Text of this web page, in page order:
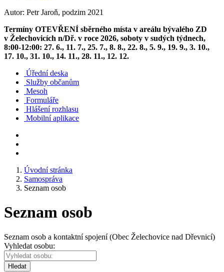
Autor: Petr Jaroň, podzim 2021
Termíny OTEVŘENÍ sběrného místa v areálu bývalého ZD
v Želechovicích n/Dř. v roce 2026, soboty v sudých týdnech,
8:00-12:00: 27. 6., 11. 7., 25. 7., 8. 8., 22. 8., 5. 9., 19. 9., 3. 10.,
17. 10., 31. 10., 14. 11., 28. 11., 12. 12.
Úřední deska
Služby občanům
Mesoh
Formuláře
Hlášení rozhlasu
Mobilní aplikace
Úvodní stránka
Samospráva
Seznam osob
Seznam osob
Seznam osob a kontaktní spojení (Obec Želechovice nad Dřevnicí)
Vyhledat osobu:
Hledat